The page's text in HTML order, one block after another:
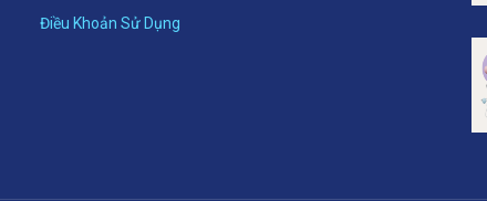
Điều Khoản Sử Dụng